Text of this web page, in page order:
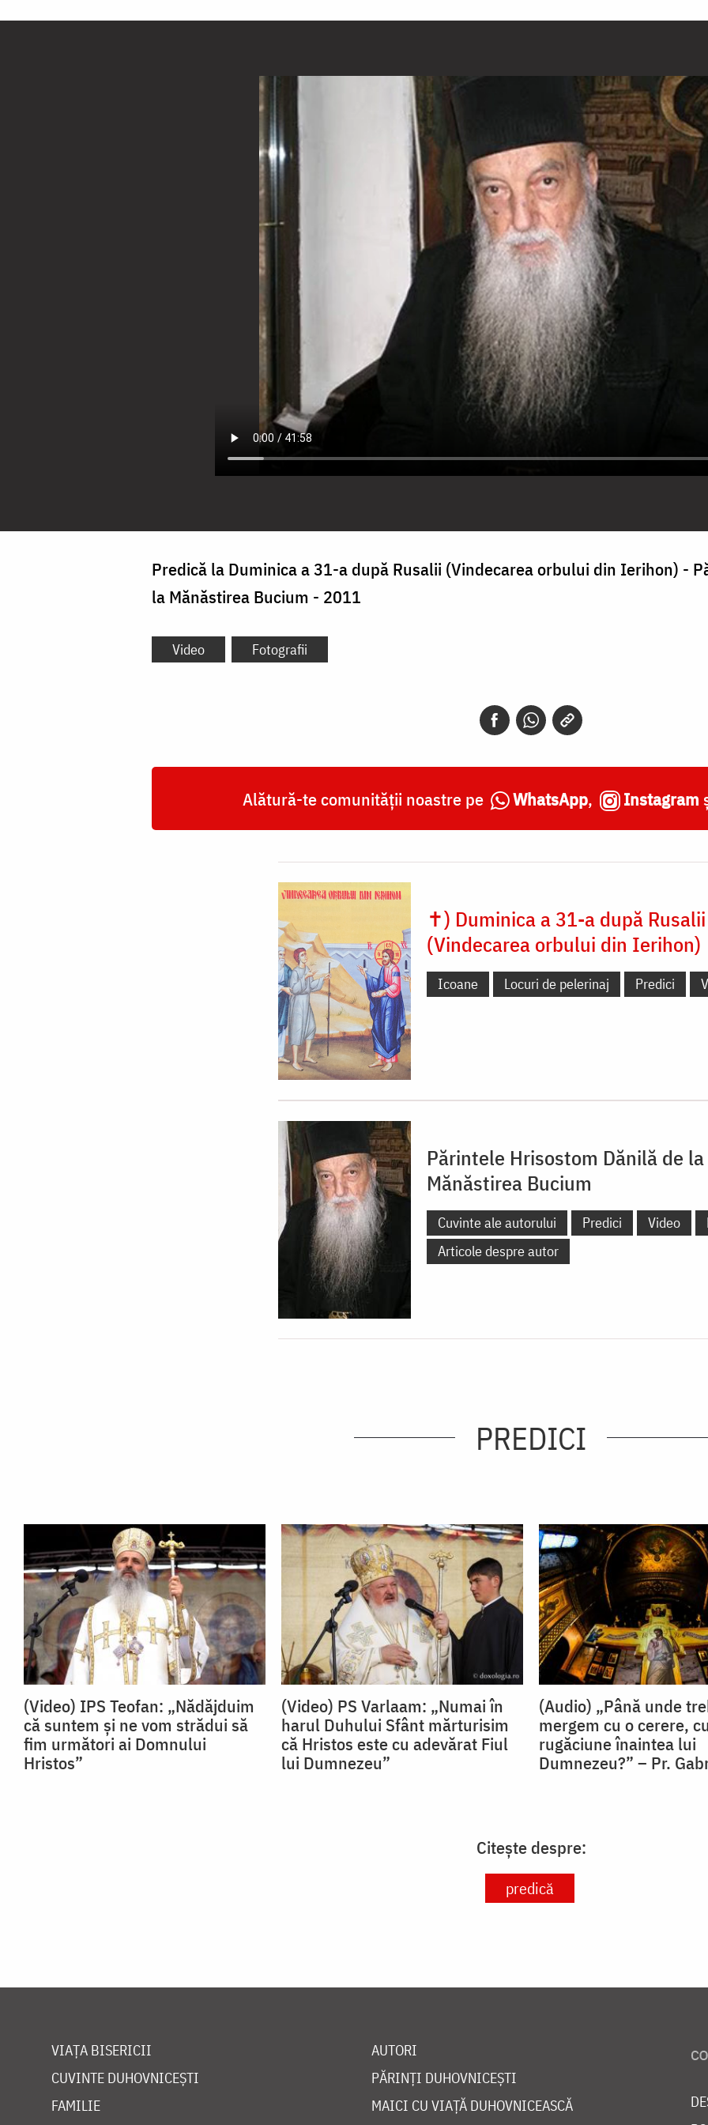
Predică la Duminica a 31-a după Rusalii (Vindecarea orbului din Ierihon) -
la Mănăstirea Bucium - 2011
Video Fotografii
Alătură-te comunității noastre pe WhatsApp, Instagram
✝) Duminica a 31-a după Rusalii
(Vindecarea orbului din Ierihon)
Icoane Locuri de pelerinaj Predici
Părintele Hrisostom Dănilă de la
Mănăstirea Bucium
Cuvinte ale autorului Predici Video
Articole despre autor
PREDICI
(Video) IPS Teofan: „Nădăjduim
că suntem și ne vom strădui să
fim următori ai Domnului
Hristos”
(Video) PS Varlaam: „Numai în
harul Duhului Sfânt mărturisim
că Hristos este cu adevărat Fiul
lui Dumnezeu”
(Audio) „Până unde
mergem cu o cerere,
rugăciune înaintea lui
Dumnezeu?” – Pr.
Citește despre:
predică
VIAȚA BISERICII
CUVINTE DUHOVNICEȘTI
FAMILIE
AUTORI
PĂRINȚI DUHOVNICEȘTI
MAICI CU VIAȚĂ DUHOVNICEASCĂ